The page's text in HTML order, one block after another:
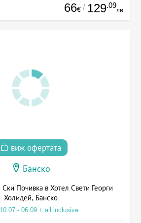
66€ / 129.09
лв.
виж офертата
Банско
Почивка в Хотел Свети Георги
Холидей, Банско
- 06.09 + all inclusive